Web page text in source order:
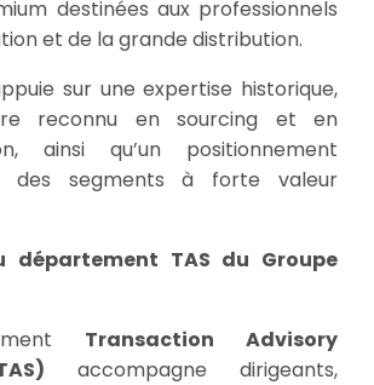
destinées aux professionnels
et de la grande distribution.
sur une expertise historique,
reconnu en sourcing et en
ainsi qu’un positionnement
des segments à forte valeur
département TAS du Groupe
Transaction Advisory
accompagne dirigeants,